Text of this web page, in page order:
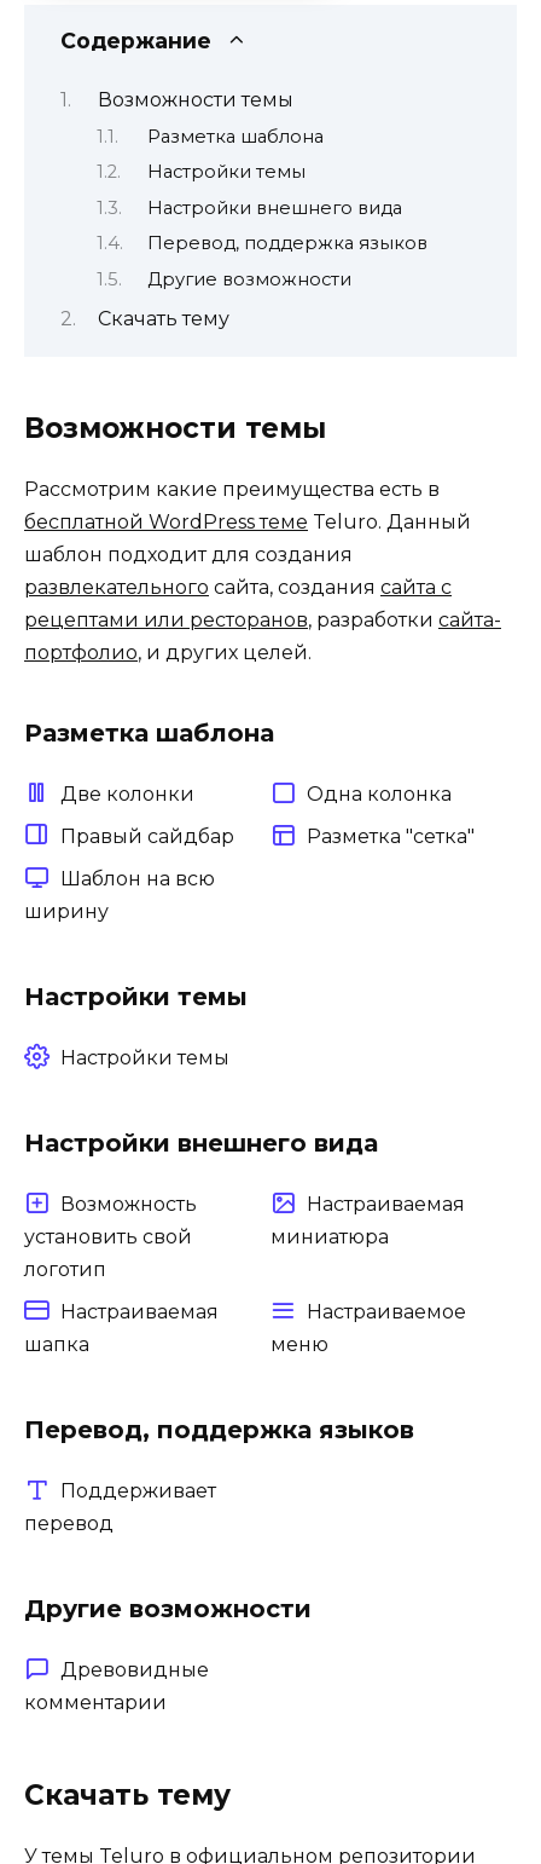
Содержание
Возможности темы
Разметка шаблона
Настройки темы
Настройки внешнего вида
Перевод, поддержка языков
Другие возможности
Скачать тему
Возможности темы
Рассмотрим какие преимущества есть в
бесплатной WordPress теме Teluro. Данный
шаблон подходит для создания
развлекательного сайта, создания сайта с
рецептами или ресторанов, разработки сайта-
портфолио, и других целей.
Разметка шаблона
Две колонки
Одна колонка
Правый сайдбар
Разметка "сетка"
Шаблон на всю
ширину
Настройки темы
Настройки темы
Настройки внешнего вида
Возможность
установить свой
логотип
Настраиваемая
миниатюра
Настраиваемая
шапка
Настраиваемое
меню
Перевод, поддержка языков
Поддерживает
перевод
Другие возможности
Древовидные
комментарии
Скачать тему
У темы Teluro в официальном репозитории